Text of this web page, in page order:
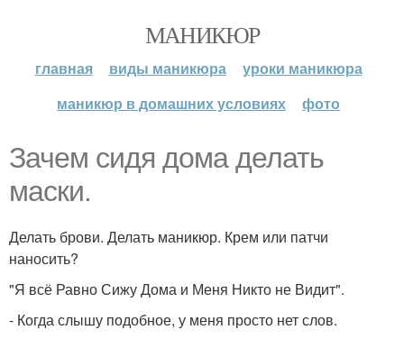
МАНИКЮР
главная виды маникюра
уроки маникюра
маникюр в домашних условиях
фото
Зачем сидя дома делать
маски.
Делать брови. Делать маникюр. Крем или патчи
наносить?
"Я всё Равно Сижу Дома и Меня Никто не Видит".
- Когда слышу подобное, у меня просто нет слов.